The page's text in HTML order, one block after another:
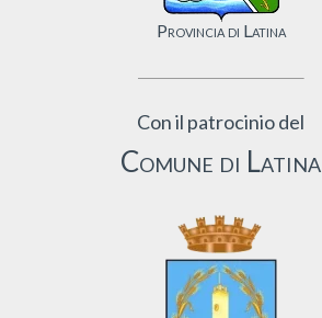
Provincia di Latina
Con il patrocinio del
Comune di Latina